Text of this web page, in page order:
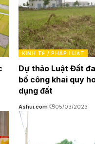
KINH TẾ / PHÁP LUẬT
Dự thảo Luật Đất
bố công khai quy
dụng đất
Ashui.com 05/03/2023